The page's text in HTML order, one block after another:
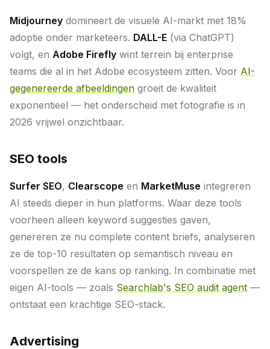
Midjourney domineert de visuele AI-markt met 18%
adoptie onder marketeers. DALL-E (via ChatGPT)
volgt, en Adobe Firefly wint terrein bij enterprise
teams die al in het Adobe ecosysteem zitten. Voor AI-
gegenereerde afbeeldingen groeit de kwaliteit
exponentieel — het onderscheid met fotografie is in
2026 vrijwel onzichtbaar.
SEO tools
Surfer SEO, Clearscope en MarketMuse integreren
AI steeds dieper in hun platforms. Waar deze tools
voorheen alleen keyword suggesties gaven,
genereren ze nu complete content briefs, analyseren
ze de top-10 resultaten op semantisch niveau en
voorspellen ze de kans op ranking. In combinatie met
eigen AI-tools — zoals Searchlab's SEO audit agent —
ontstaat een krachtige SEO-stack.
Advertising